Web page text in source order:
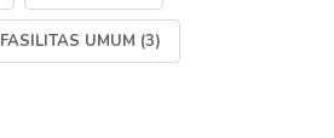
FASILITAS UMUM (3)